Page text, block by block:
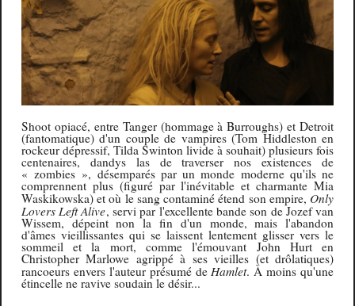
Shoot opiacé, entre Tanger (hommage à Burroughs) et Detroit
(fantomatique) d'un couple de vampires (Tom Hiddleston en
rockeur dépressif, Tilda Swinton livide à souhait) plusieurs fois
centenaires, dandys las de traverser nos existences de
« zombies », désemparés par un monde moderne qu'ils ne
comprennent plus (figuré par l'inévitable et charmante Mia
Waskikowska) et où le sang contaminé étend son empire, Only
Lovers Left Alive, servi par l'excellente bande son de Jozef van
Wissem, dépeint non la fin d'un monde, mais l'abandon
d'âmes vieillissantes qui se laissent lentement glisser vers le
sommeil et la mort, comme l'émouvant John Hurt en
Christopher Marlowe agrippé à ses vieilles (et drôlatiques)
rancoeurs envers l'auteur présumé deHamlet.À moins qu'une
étincelle ne ravive soudain le désir...